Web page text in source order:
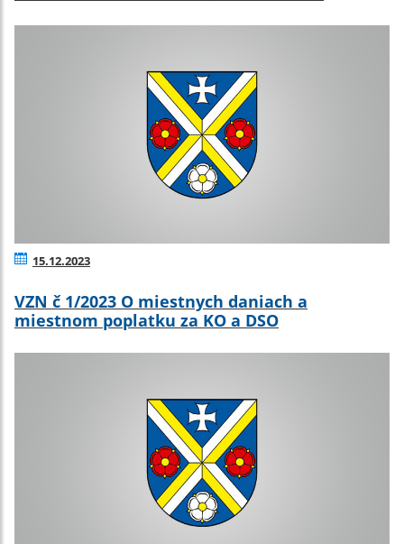
15.12.2023
VZN č 1/2023 O miestnych daniach a
miestnom poplatku za KO a DSO